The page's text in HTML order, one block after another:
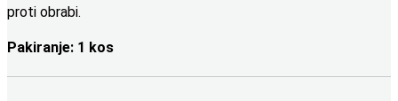
proti obrabi.
Pakiranje: 1 kos